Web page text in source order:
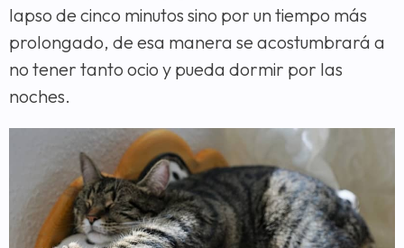
lapso de cinco minutos sino por un tiempo más
prolongado, de esa manera se acostumbrará a
no tener tanto ocio y pueda dormir por las
noches.